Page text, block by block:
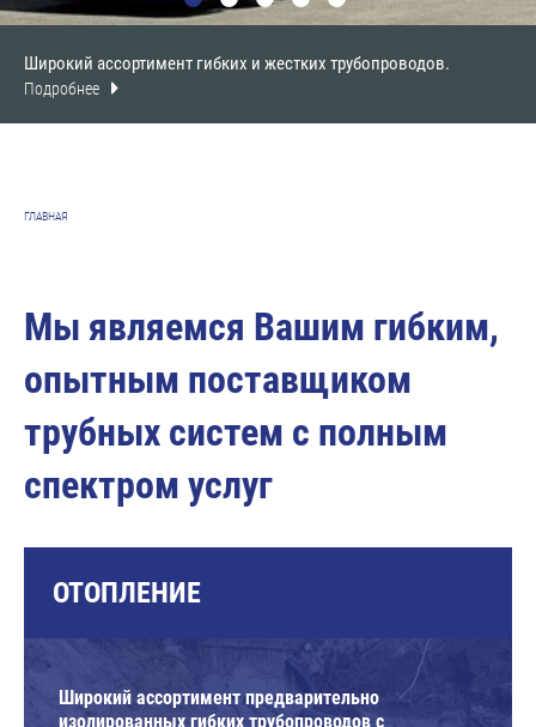
Широкий ассортимент гибких и жестких трубопроводов.
Подробнее
ГЛАВНАЯ
Мы являемся Вашим гибким,
опытным поставщиком
трубных систем с полным
спектром услуг
ОТОПЛЕНИЕ
Широкий ассортимент предварительно
изолированных гибких трубопроводов с